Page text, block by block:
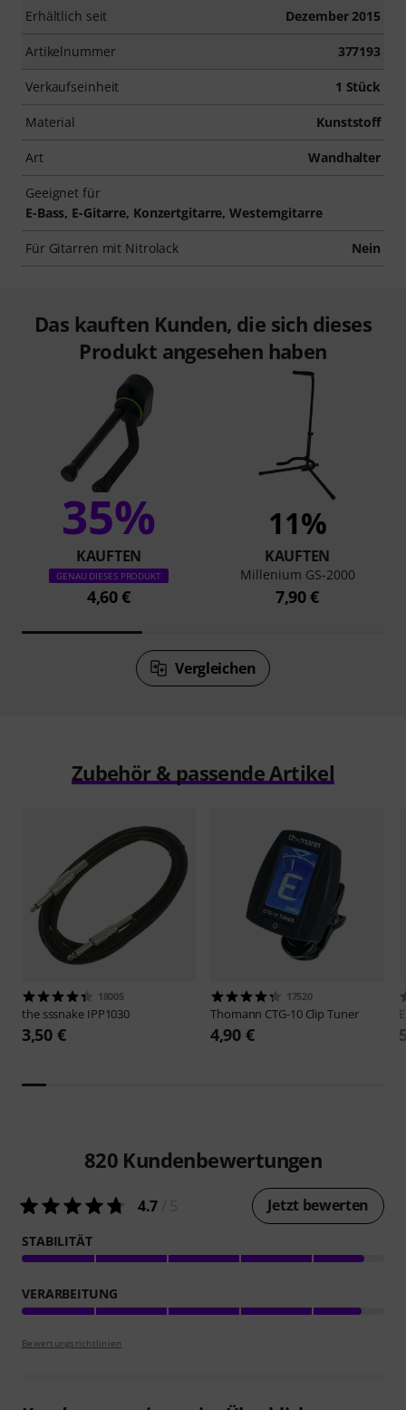
Erhältlich seit Dezember 2015
Artikelnummer 377193
Verkaufseinheit 1 Stück
Material Kunststoff
Art Wandhalter
Geeignet für
E-Bass, E-Gitarre, Konzertgitarre, Westerngitarre
Für Gitarren mit Nitrolack Nein
Das kauften Kunden, die sich dieses
Produkt angesehen haben
35%
KAUFTEN
GENAU DIESES PRODUKT
4,60 €
11%
KAUFTEN
Millenium GS-2000
7,90 €
Vergleichen
Zubehör & passende Artikel
18005
the sssnake IPP1030
3,50 €
17520
Thomann CTG-10 Clip Tuner
4,90 €
820 Kundenbewertungen
4.7 Jetzt bewerten
STABILITÄT
VERARBEITUNG
Bewertungsrichtlinien